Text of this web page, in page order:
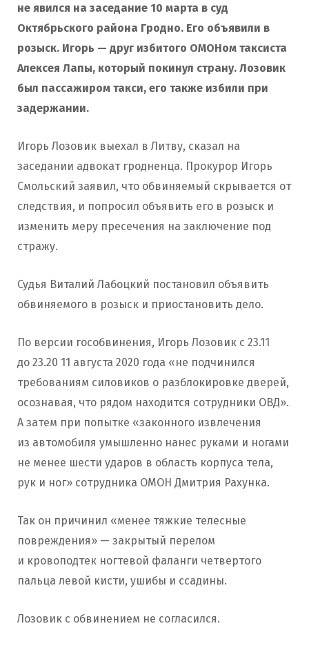
не явился на заседание 10 марта в суд
Октябрьского района Гродно. Его объявили в
розыск. Игорь — друг избитого ОМОНом таксиста
Алексея Лапы, который покинул страну. Лозовик
был пассажиром такси, его также избили при
задержании.
Игорь Лозовик выехал в Литву, сказал на
заседании адвокат гродненца. Прокурор Игорь
Смольский заявил, что обвиняемый скрывается от
следствия, и попросил объявить его в розыск и
изменить меру пресечения на заключение под
стражу.
Судья Виталий Лабоцкий постановил объявить
обвиняемого в розыск и приостановить дело.
По версии гособвинения, Игорь Лозовик с 23.11
до 23.20 11 августа 2020 года «не подчинился
требованиям силовиков о разблокировке дверей,
осознавая, что рядом находится сотрудники ОВД».
А затем при попытке «законного извлечения
из автомобиля умышленно нанес руками и ногами
не менее шести ударов в область корпуса тела,
рук и ног» сотрудника ОМОН Дмитрия Рахунка.
Так он причинил «менее тяжкие телесные
повреждения» — закрытый перелом
и кровоподтек ногтевой фаланги четвертого
пальца левой кисти, ушибы и ссадины.
Лозовик с обвинением не согласился.